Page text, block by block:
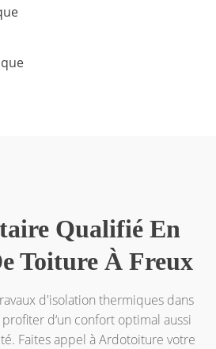
Qualifié En
Toiture À Freux
d'isolation thermiques dans
d‘un confort optimal aussi
Faites appel à Ardotoiture votre